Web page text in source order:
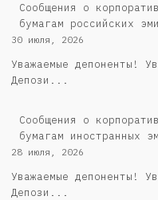
Cообщения о
бумагам российских
30 июля, 2026
Уважаемые депоненты!
Депози...
Сообщения о
бумагам иностранных
28 июля, 2026
Уважаемые депоненты!
Депози...